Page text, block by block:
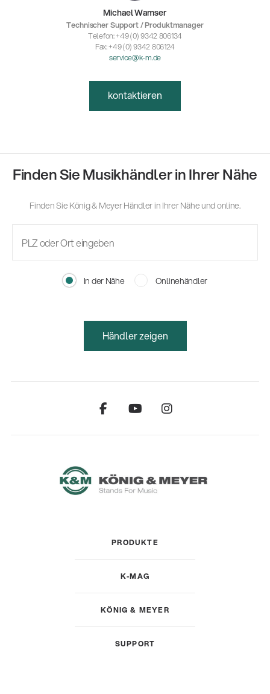
Michael Wamser
Technischer Support / Produktmanager
Telefon: +49 (0) 9342 806134
Fax: +49 (0) 9342 806124
service@k-m.de
kontaktieren
Finden Sie Musikhändler in Ihrer Nähe
Finden Sie König & Meyer Händler in Ihrer Nähe und online.
In der Nähe Onlinehändler
Händler zeigen
PRODUKTE
K-MAG
KÖNIG & MEYER
SUPPORT